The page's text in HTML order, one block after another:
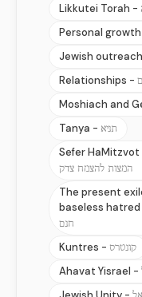
Likkutei Torah -
Personal
Jewish
Relationships -
Moshiach and
Tanya - תניא
Sefer
המצות להצמח צדק
The present
baseless
חנם
Kuntres - קונטרס
Ahavat Yisrael -